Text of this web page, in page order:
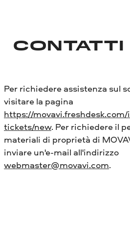
CONTATTI
Per richiedere assistenza sul
visitare la pagina
https://
tickets/new. Per richiedere il
materiali di proprietà di
inviare un'e-mail all'indirizzo
webmaster@movavi.com.